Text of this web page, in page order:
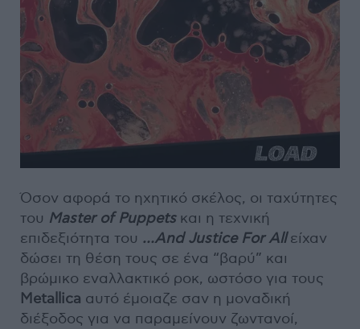
Όσον αφορά το ηχητικό σκέλος, οι ταχύτητες
του Master of Puppetsκαι η τεχνική
επιδεξιότητα του …And Justice For All είχαν
δώσει τη θέση τους σε ένα “βαρύ” και
βρώμικο εναλλακτικό ροκ, ωστόσο για τους
Metallica αυτό έμοιαζε σαν η μοναδική
διέξοδος για να παραμείνουν ζωντανοί,